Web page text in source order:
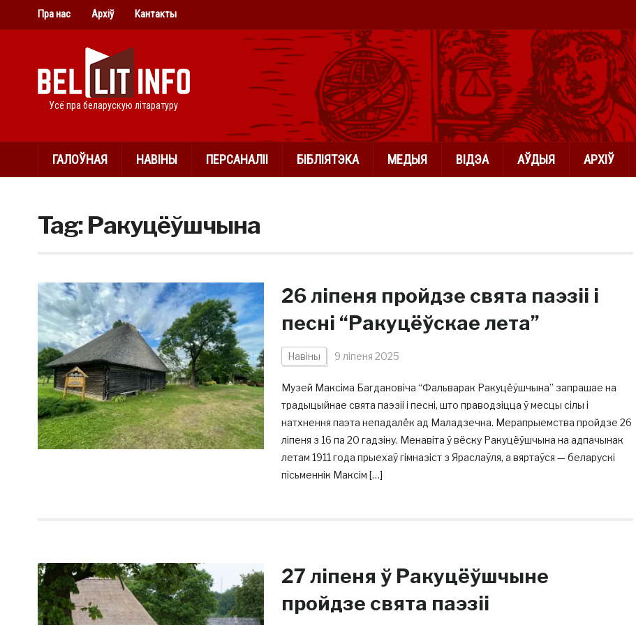
Пра нас Архіў Кантакты
Усё пра беларускую літаратуру
ГАЛОЎНАЯ НАВІНЫ ПЕРСАНАЛІІ БІБЛІЯТЭКА МЕДЫЯ ВІДЭА АЎДЫЯ АРХІЎ
Tag:Ракуцёўшчына
26 ліпеня пройдзе свята паэзіі і
песні “Ракуцёўскае лета”
Навіны 9 ліпеня 2025
Музей Максіма Багдановіча “Фальварак Ракуцёўшчына” запрашае на
традыцыйнае свята паэзіі і песні, што праводзіцца ў месцы сілы і
натхнення паэта непадалёк ад Маладзечна. Мерапрыемства пройдзе 26
ліпеня з 16 па 20 гадзіну. Менавіта ў вёску Ракуцёўшчына на адпачынак
летам 1911 года прыехаў гімназіст з Яраслаўля, а вяртаўся — беларускі
пісьменнік Максім […]
27 ліпеня ў Ракуцёўшчыне
пройдзе свята паэзіі